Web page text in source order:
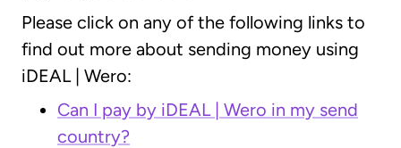
Please click on any of the following links to
find out more about sending money using
iDEAL | Wero:
Can I pay by iDEAL | Wero in my send
country?